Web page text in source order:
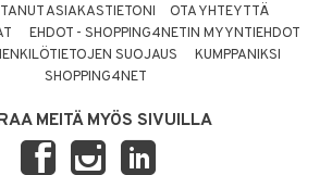
ASIAKASTIETONI
OTA YHTEYTTÄ
EHDOT - SHOPPING4NETIN MYYNTIEHDOT
SUOJAUS
KUMPPANIKSI
SHOPPING4NET
MEITÄ MYÖS SIVUILLA